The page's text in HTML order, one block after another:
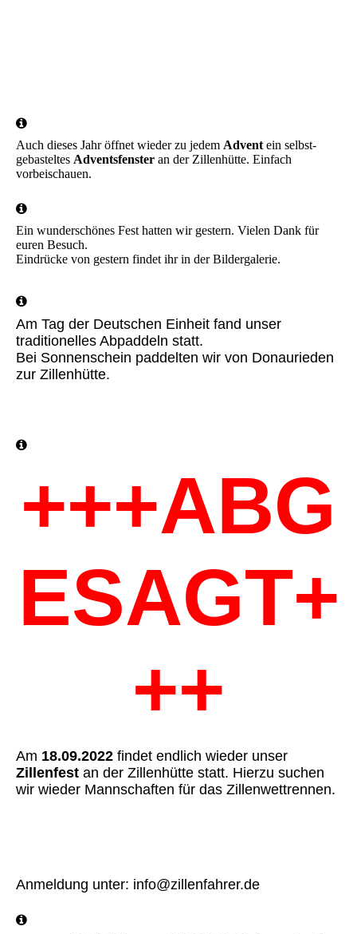
Auch dieses Jahr öffnet wieder zu jedem Adventein selbst-
gebasteltes Adventsfenster an der Zillenhütte. Einfach
vorbeischauen.
Ein wunderschönes Fest hatten wir gestern. Vielen Dank für
euren Besuch.
Eindrücke von gestern findet ihr in der Bildergalerie.
Am Tag der Deutschen Einheit fand unser
traditionelles Abpaddeln statt.
Bei Sonnenschein paddelten wir von Donaurieden
zur Zillenhütte.
+++ABG
ESAGT+
++
Am 18.09.2022 findet endlich wieder unser
Zillenfest an der Zillenhütte statt. Hierzu suchen
wir wieder Mannschaften für das Zillenwettrennen.
Anmeldung unter: info@zillenfahrer.de